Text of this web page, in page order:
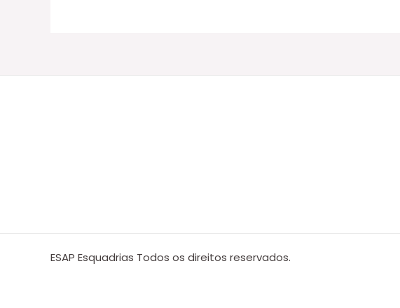
ESAP Esquadrias Todos os direitos reservados.